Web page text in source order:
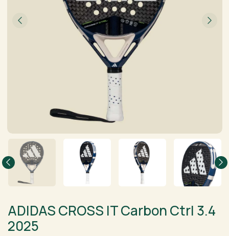
ADIDAS CROSS IT Carbon Ctrl 3.4
2025